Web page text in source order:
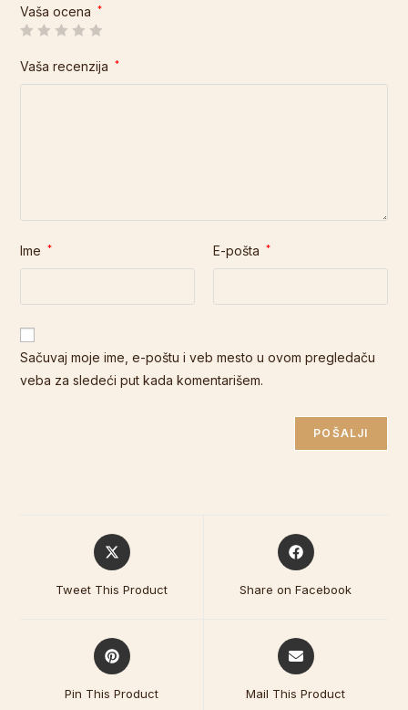
Vaša ocena *
Vaša recenzija *
Ime * E-pošta *
Sačuvaj moje ime, e-poštu i veb mesto u ovom pregledaču
veba za sledeći put kada komentarišem.
Tweet This Product Share on Facebook
Pin This Product Mail This Product